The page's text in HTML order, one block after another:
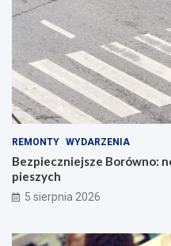
REMONTY WYDARZENIA
Bezpieczniejsze Borówno:
pieszych
5 sierpnia 2026